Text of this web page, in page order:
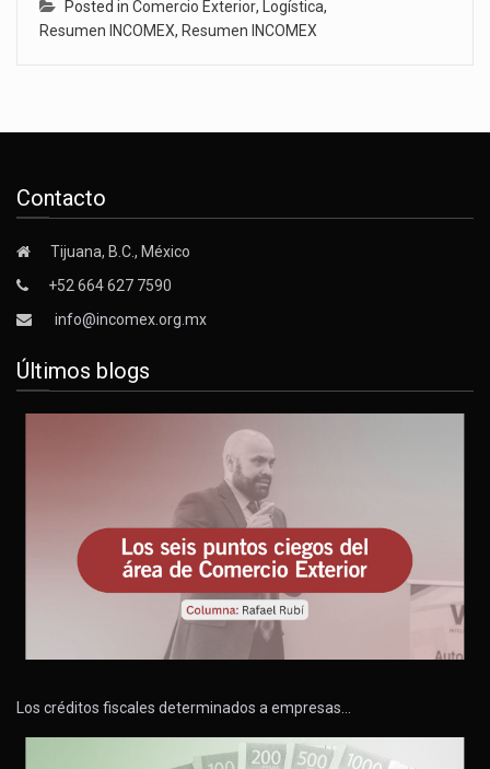
Posted in Comercio Exterior, Logística,
Resumen INCOMEX, Resumen INCOMEX
Contacto
Tijuana, B.C., México
+52 664 627 7590
info@incomex.org.mx
Últimos blogs
Los créditos fiscales determinados a empresas…